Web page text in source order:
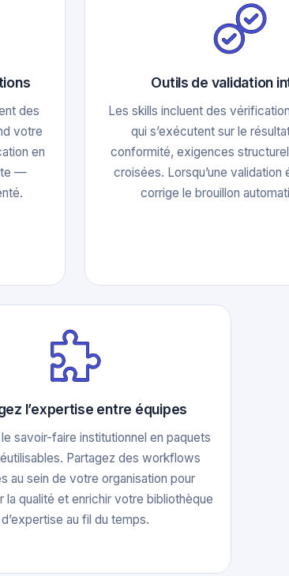
des
votre
en
—
Outils de validation
Les skills incluent des
qui s’exécutent sur le
conformité, exigences
croisées. Lorsqu’une validation
corrige le brouillon
l’expertise entre équipes
savoir-faire institutionnel en paquets
Partagez des workflows
au sein de votre organisation pour
la qualité et enrichir votre bibliothèque
d’expertise au fil du temps.